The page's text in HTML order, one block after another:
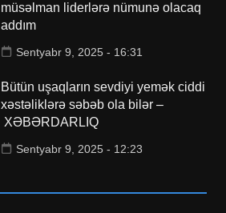
müsəlman liderlərə nümunə olacaq
addım
Sentyabr 9, 2025 - 16:31
Bütün uşaqların sevdiyi yemək ciddi
xəstəliklərə səbəb ola bilər –
XƏBƏRDARLIQ
Sentyabr 9, 2025 - 12:23